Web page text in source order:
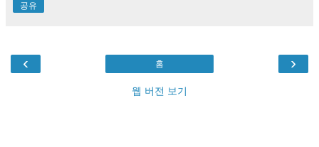
공유
‹ ›
홈
웹 버전 보기